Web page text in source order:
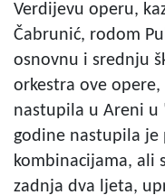
Verdijevu operu,
Čabrunić, rodom
osnovnu i srednju
orkestra ove
nastupila u Areni u
godine nastupila je
kombinacijama, ali
zadnja dva ljeta,